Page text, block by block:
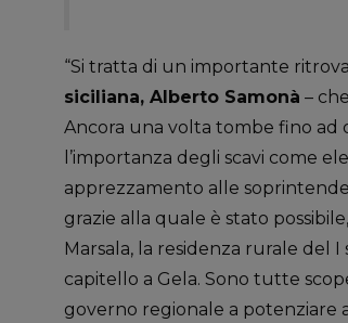
“Si tratta di un importante
siciliana, Alberto Samonà –
Ancora una volta tombe fino ad
l’importanza degli scavi come
apprezzamento alle
grazie alla quale è stato
Marsala, la residenza rurale del
capitello a Gela. Sono tutte
governo regionale a potenziare